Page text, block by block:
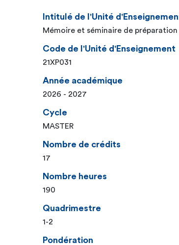
Intitulé de l'Unité
Mémoire et séminaire de préparation
Code de l'Unité d'Enseignement
21XP031
Année académique
2026 - 2027
Cycle
MASTER
Nombre de crédits
17
Nombre heures
190
Quadrimestre
1-2
Pondération